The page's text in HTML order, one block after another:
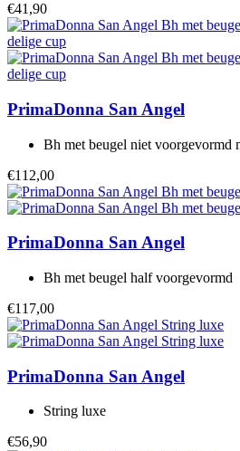
€41,90
PrimaDonna San Angel
Bh met beugel niet voorgevormd
€112,00
PrimaDonna San Angel
Bh met beugel half voorgevormd
€117,00
PrimaDonna San Angel
String luxe
€56,90